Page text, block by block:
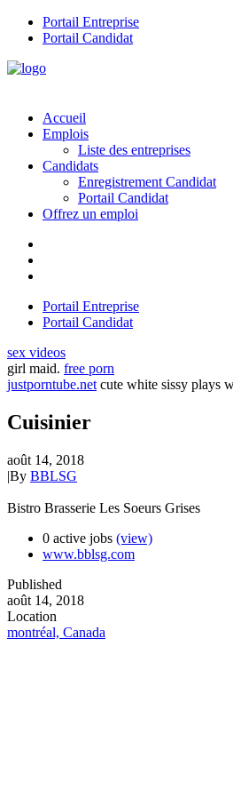
Portail Entreprise
Portail Candidat
Accueil
Emplois
Liste des entreprises
Candidats
Enregistrement Candidat
Portail Candidat
Offrez un emploi
Portail Entreprise
Portail Candidat
sex videos
girl maid. free porn
justporntube.net cute white sissy plays
Cuisinier
août 14, 2018
|By BBLSG
Bistro Brasserie Les Soeurs Grises
0 active jobs (view)
www.bblsg.com
Published
août 14, 2018
Location
montréal, Canada